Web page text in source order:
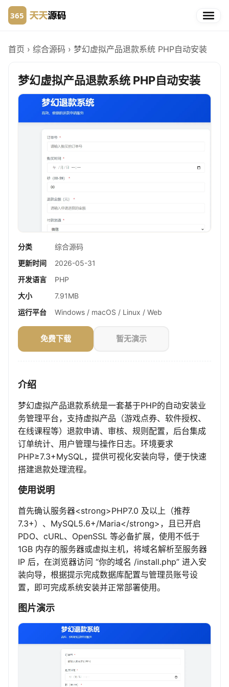
首页 › 综合源码 › 梦幻虚拟产品退款系统 PHP自动安装
梦幻虚拟产品退款系统 PHP自动安装
分类
综合源码
更新时间
2026-05-31
开发语言
PHP
大小
7.91MB
运行平台
Windows / macOS / Linux / Web
免费下载 暂无演示
介绍
梦幻虚拟产品退款系统是一套基于PHP的自动安装业
务管理平台，支持虚拟产品（游戏点券、软件授权、
在线课程等）退款申请、审核、规则配置，后台集成
订单统计、用户管理与操作日志。环境要求
PHP≥7.3+MySQL，提供可视化安装向导，便于快速
搭建退款处理流程。
使用说明
首先确认服务器<strong>PHP7.0 及以上（推荐
7.3+）、MySQL5.6+/Maria</strong>，且已开启
PDO、cURL、OpenSSL 等必备扩展，使用不低于
1GB 内存的服务器或虚拟主机，将域名解析至服务器
IP 后，在浏览器访问 “你的域名 /install.php” 进入安
装向导，根据提示完成数据库配置与管理员账号设
置，即可完成系统安装并正常部署使用。
图片演示